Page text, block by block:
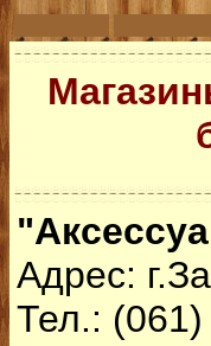
Адрес:
Тел.: